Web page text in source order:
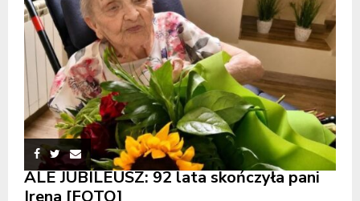
ALE JUBILEUSZ: 92 lata skończyła pani
Irena [FOTO]